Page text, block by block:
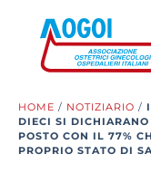
HOME / NOTIZIARIO /
DIECI SI
POSTO CON IL 77%
PROPRIO STATO DI